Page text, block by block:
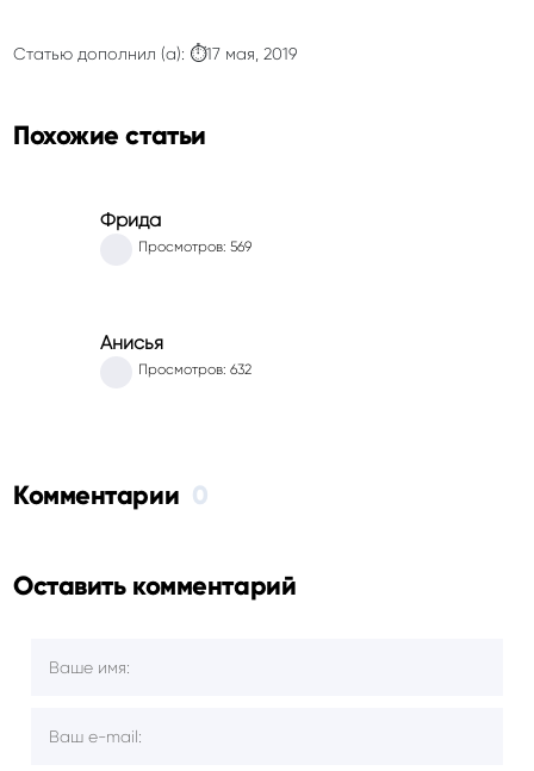
Статью дополнил (а): ⏱17 мая, 2019
Похожие статьи
Фрида
Просмотров: 569
Анисья
Просмотров: 632
Комментарии 0
Оставить комментарий